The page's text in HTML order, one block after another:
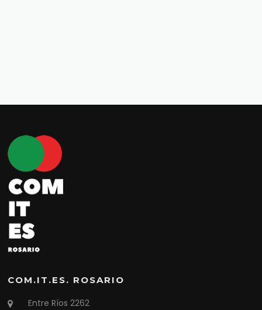
COM.IT.ES. ROSARIO
Entre Ríos 2262